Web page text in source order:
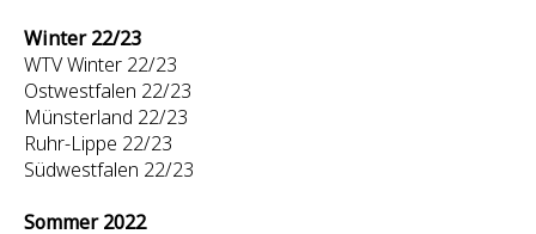
Winter 22/23
WTV Winter 22/23
Ostwestfalen 22/23
Münsterland 22/23
Ruhr-Lippe 22/23
Südwestfalen 22/23
Sommer 2022